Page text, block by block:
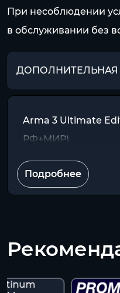
При несоблюдении
в обслуживании без
Arma 3 Ultimate
РФ+МИР)
Подробнее